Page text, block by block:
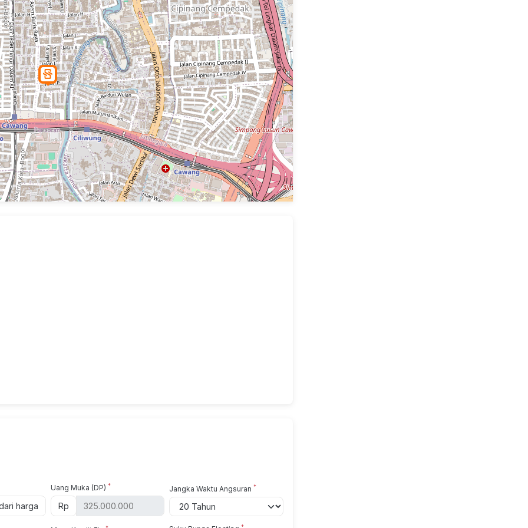
harga
Uang Muka (DP) *
Rp
Jangka Waktu Angsuran*
*